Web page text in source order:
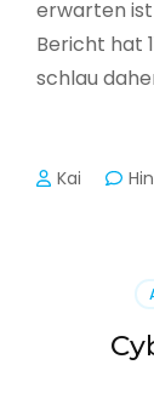
erwarten
Bericht hat
schlau
Kai